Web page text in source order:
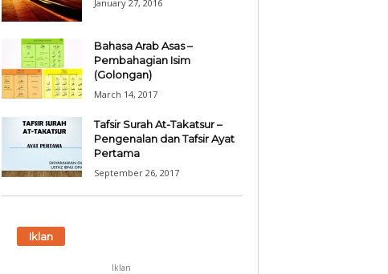
January 27, 2016
Bahasa Arab Asas –
Pembahagian Isim
(Golongan)
March 14, 2017
Tafsir Surah At-Takatsur –
Pengenalan dan Tafsir Ayat
Pertama
September 26, 2017
Iklan
Iklan